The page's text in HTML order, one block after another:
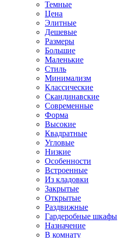
Темные
Цена
Элитные
Дешевые
Размеры
Большие
Маленькие
Стиль
Минимализм
Классические
Скандинавские
Современные
Форма
Высокие
Квадратные
Угловые
Низкие
Особенности
Встроенные
Из кладовки
Закрытые
Открытые
Раздвижные
Гардеробные шкафы
Назначение
В комнату